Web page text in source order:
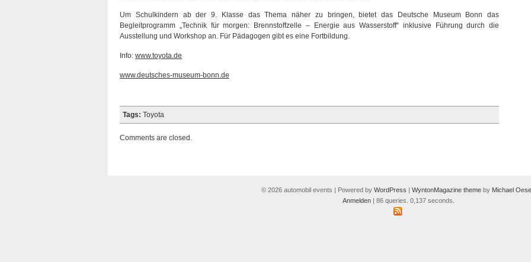
Um Schulkindern ab der 9. Klasse das Thema näher zu bringen, bietet das Deutsche Museum Bonn das
Begleitprogramm „Technik für morgen: Brennstoffzelle – Energie aus Wasserstoff“ inklusive Führung durch die
Ausstellung und Workshop an. Für Pädagogen gibt es eine Fortbildung.
Info: www.toyota.de
www.deutsches-museum-bonn.de
Tags: Toyota
Comments are closed.
© 2026 automobil events | Powered by WordPress | WyntonMagazine theme by Michael
Anmelden| 86 queries. 0,137 seconds.